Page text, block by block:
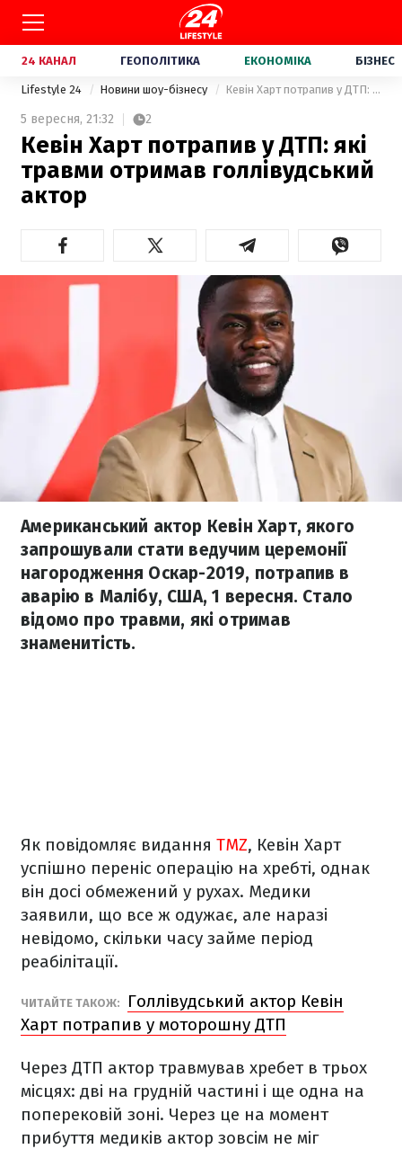
24 КАНАЛ ГЕОПОЛІТИКА ЕКОНОМІКА БІЗНЕС
Lifestyle 24 Новини шоу-бізнесу Кевін Харт потрапив у ДТП: які травми отримав голлівудський актор
5 вересня, 21:32 2
Кевін Харт потрапив у ДТП: які
травми отримав голлівудський
актор
Американський актор Кевін Харт, якого
запрошували стати ведучим церемонії
нагородження Оскар-2019, потрапив в
аварію в Малібу, США, 1 вересня. Стало
відомо про травми, які отримав
знаменитість.
Як повідомляє видання TMZ, Кевін Харт
успішно переніс операцію на хребті, однак
він досі обмежений у рухах. Медики
заявили, що все ж одужає, але наразі
невідомо, скільки часу займе період
реабілітації.
ЧИТАЙТЕ ТАКОЖ:
Голлівудський актор Кевін
Харт потрапив у моторошну ДТП
Через ДТП актор травмував хребет в трьох
місцях: дві на грудній частині і ще одна на
поперековій зоні. Через це на момент
прибуття медиків актор зовсім не міг